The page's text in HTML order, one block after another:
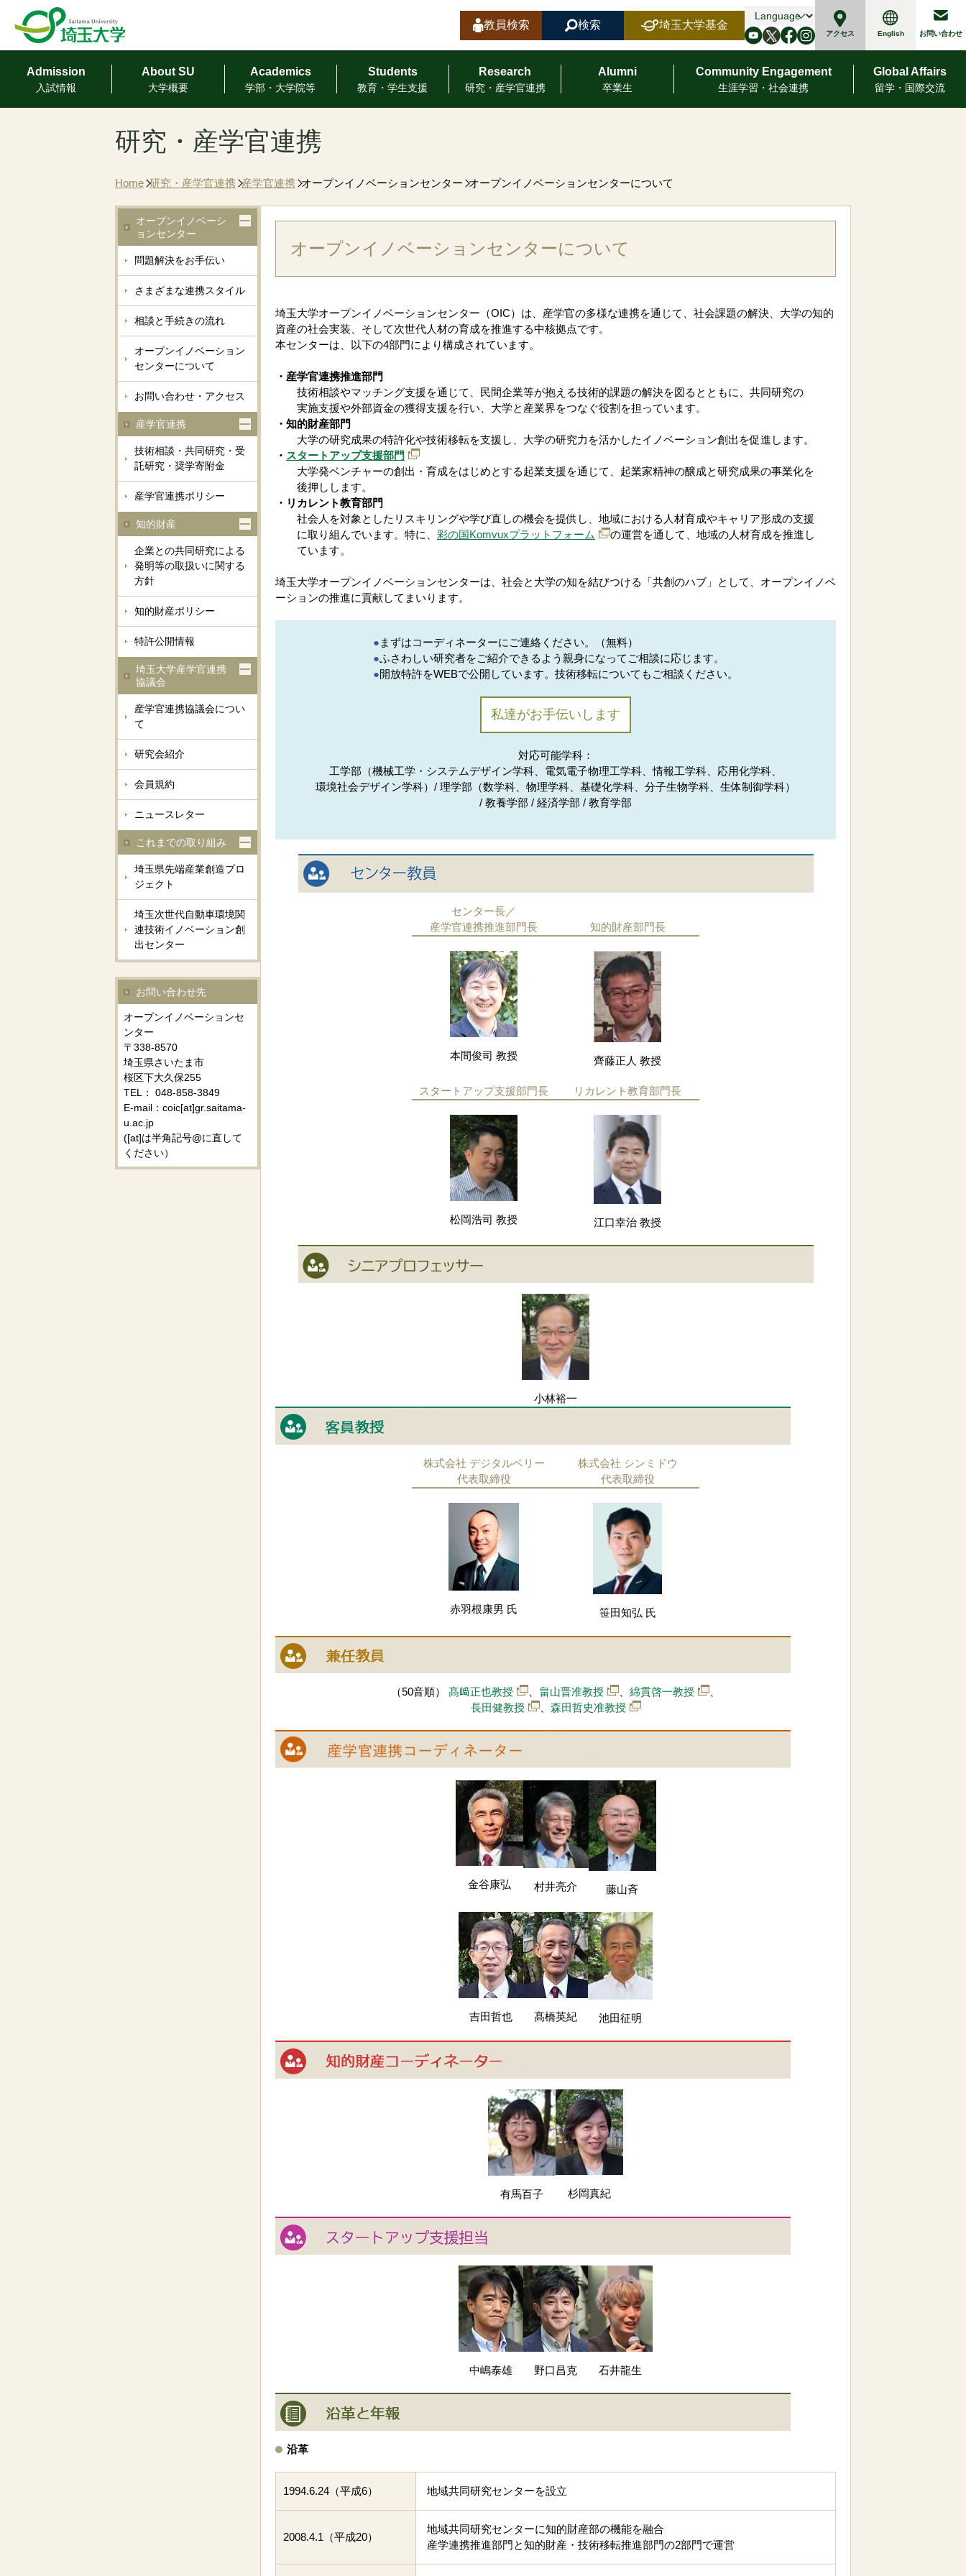
教員検索 検索 埼玉大学基金
アクセス English お問い合わせ
Admission
⼊試情報
About SU
⼤学概要
Academics
学部・⼤学院等
Students
教育・学⽣⽀援
Research
研究・産学官連携
Alumni
卒業⽣
Community Engagement
⽣涯学習・社会連携
Global Affairs
留学・国際交流
研究・産学官連携
Home 研究・産学官連携 産学官連携 オープンイノベーションセンター オープンイノベーションセンターについて
オープンイノベーシ
ョンセンター
問題解決をお手伝い
さまざまな連携スタイル
相談と手続きの流れ
オープンイノベーション
センターについて
お問い合わせ・アクセス
産学官連携
技術相談・共同研究・受
託研究・奨学寄附金
産学官連携ポリシー
知的財産
企業との共同研究による
発明等の取扱いに関する
方針
知的財産ポリシー
特許公開情報
埼玉大学産学官連携
協議会
産学官連携協議会につい
て
研究会紹介
会員規約
ニュースレター
これまでの取り組み
埼玉県先端産業創造プロ
ジェクト
埼玉次世代自動車環境関
連技術イノベーション創
出センター
お問い合わせ先
オープンイノベーションセ
ンター
〒338-8570
埼玉県さいたま市
桜区下大久保255
TEL： 048-858-3849
E-mail：coic[at]gr.saitama-
u.ac.jp
([at]は半角記号@に直して
ください）
オープンイノベーションセンターについて
埼玉大学オープンイノベーションセンター（OIC）は、産学官の多様な連携を通じて、社会課題の解決、大学の知的
資産の社会実装、そして次世代人材の育成を推進する中核拠点です。
本センターは、以下の4部門により構成されています。
・産学官連携推進部門
技術相談やマッチング支援を通じて、民間企業等が抱える技術的課題の解決を図るとともに、共同研究の
実施支援や外部資金の獲得支援を行い、大学と産業界をつなぐ役割を担っています。
・知的財産部門
大学の研究成果の特許化や技術移転を支援し、大学の研究力を活かしたイノベーション創出を促進します。
・ スタートアップ支援部門
大学発ベンチャーの創出・育成をはじめとする起業支援を通じて、起業家精神の醸成と研究成果の事業化を
後押しします。
・リカレント教育部門
社会人を対象としたリスキリングや学び直しの機会を提供し、地域における人材育成やキャリア形成の支援
に取り組んでいます。特に、 彩の国Komvuxプラットフォーム
の運営を通して、地域の人材育成を推進し
ています。
埼玉大学オープンイノベーションセンターは、社会と大学の知を結びつける「共創のハブ」として、オープンイノベ
ーションの推進に貢献してまいります。
● まずはコーディネーターにご連絡ください。（無料）
●ふさわしい研究者をご紹介できるよう親身になってご相談に応じます。
●開放特許をWEBで公開しています。技術移転についてもご相談ください。
私達がお手伝いします
対応可能学科：
工学部（機械工学・システムデザイン学科、電気電子物理工学科、情報工学科、応用化学科、
環境社会デザイン学科）/ 理学部（数学科、物理学科、基礎化学科、分子生物学科、生体制御学科）
/ 教養学部 / 経済学部 / 教育学部
センター長／
産学官連携推進部門長
本間俊司 教授
知的財産部門長
齊藤正人 教授
スタートアップ支援部門長
松岡浩司 教授
リカレント教育部門長
江口幸治 教授
小林裕一
株式会社 デジタルベリー
代表取締役
赤羽根康男 氏
株式会社 シンミドウ
代表取締役
笹田知弘 氏
（50音順） 髙﨑正也教授 畠山晋准教授 綿貫啓一教授
長田健教授
、 森田哲史准教授
金谷康弘 村井亮介 藤山斉
吉田哲也 髙橋英紀 池田征明
有馬百子 杉岡真紀
中嶋泰雄 野口昌克 石井龍生
沿革
1994.6.24（平成6） 地域共同研究センターを設立
2008.4.1（平成20）
地域共同研究センターに知的財産部の機能を融合
産学連携推進部門と知的財産・技術移転推進部門の2部門で運営